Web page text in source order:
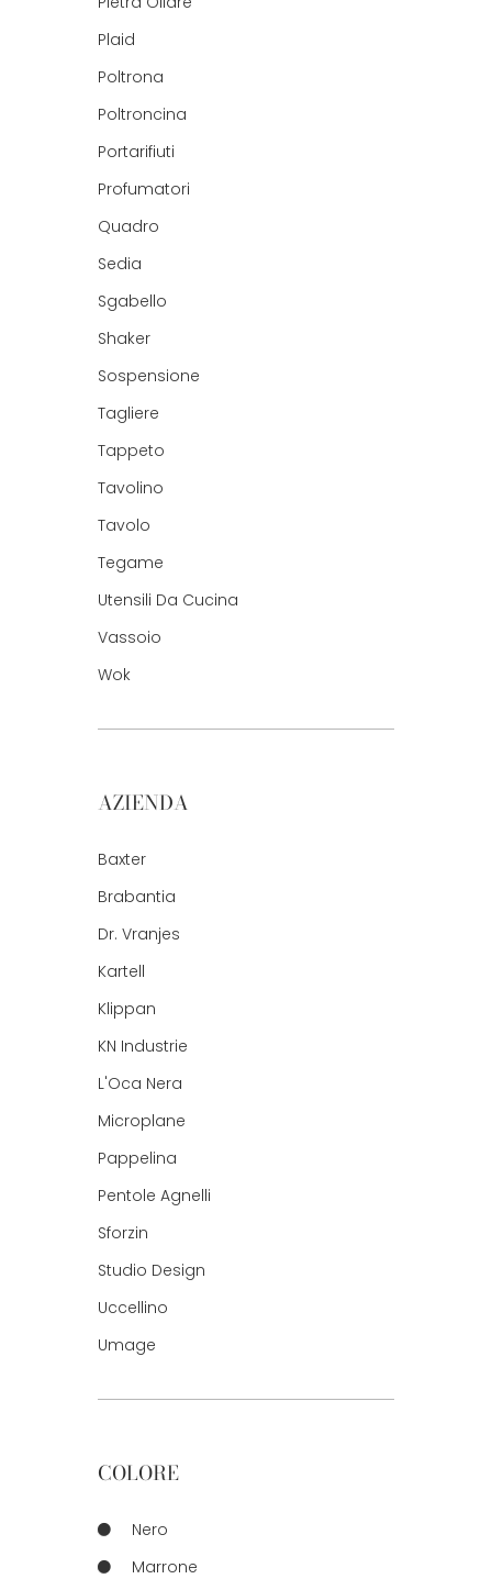
Plaid
Poltrona
Poltroncina
Portarifiuti
Profumatori
Quadro
Sedia
Sgabello
Shaker
Sospensione
Tagliere
Tappeto
Tavolino
Tavolo
Tegame
Utensili Da Cucina
Vassoio
Wok
AZIENDA
Baxter
Brabantia
Dr. Vranjes
Kartell
Klippan
KN Industrie
L'Oca Nera
Microplane
Pappelina
Pentole Agnelli
Sforzin
Studio Design
Uccellino
Umage
COLORE
Nero
Marrone